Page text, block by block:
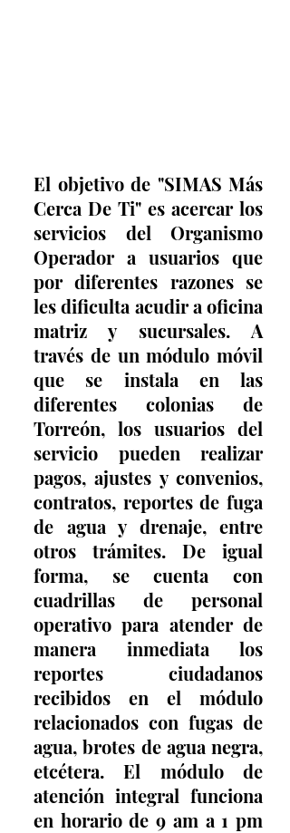
El objetivo de "SIMAS Más
Cerca De Ti" es acercar los
servicios del Organismo
Operador a usuarios que
por diferentes razones se
les dificulta acudir a oficina
matriz y sucursales. A
través de un módulo móvil
que se instala en las
diferentes colonias de
Torreón, los usuarios del
servicio pueden realizar
pagos, ajustes y convenios,
contratos, reportes de fuga
de agua y drenaje, entre
otros trámites. De igual
forma, se cuenta con
cuadrillas de personal
operativo para atender de
manera inmediata los
reportes ciudadanos
recibidos en el módulo
relacionados con fugas de
agua, brotes de agua negra,
etcétera. El módulo de
atención integral funciona
en horario de 9 am a 1 pm